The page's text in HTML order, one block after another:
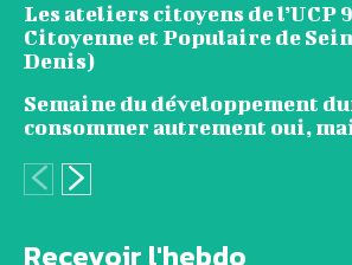
Les ateliers citoyens de l’UCP
Citoyenne et Populaire de
Denis)
Semaine du développement
consommer autrement oui,
Recevoir l'hebdo